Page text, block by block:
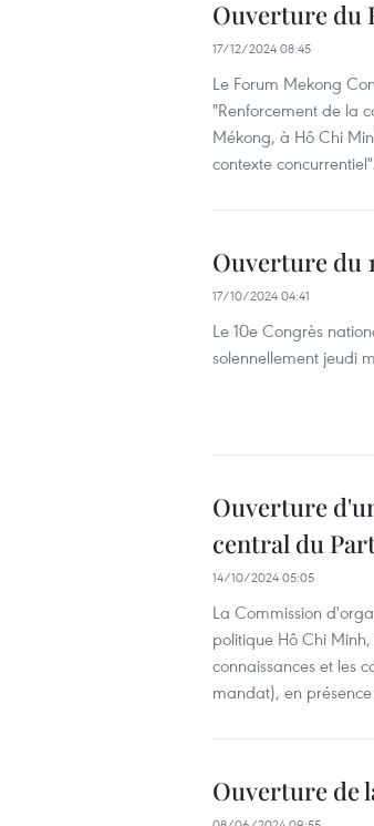
Ouverture du
17/12/2024 08:45
Le Forum Mekong
"Renforcement de la
Mékong, à Hô Chi
contexte
Ouverture du
17/10/2024 04:41
Le 10e Congrès
solennellement jeudi
Ouverture
central du
14/10/2024 05:05
La Commission
politique Hô Chi
connaissances et les
mandat), en
Ouverture de